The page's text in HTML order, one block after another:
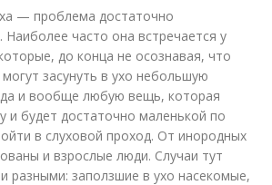
— проблема достаточно
Наиболее часто она встречается у
до конца не осознавая, что
засунуть в ухо небольшую
да и вообще любую вещь, которая
и будет достаточно маленькой по
в слуховой проход. От инородных
и взрослые люди. Случаи тут
разными: заползшие в ухо насекомые,